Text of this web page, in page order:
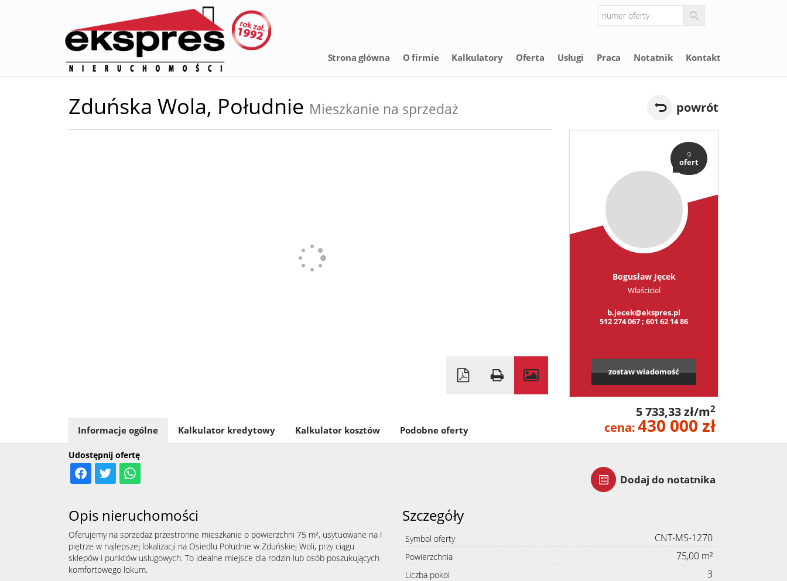
Strona główna O firmie Kalkulatory Oferta Usługi Praca Notatnik Kontakt
Zduńska Wola, Południe Mieszkanie na sprzedaż powrót
9
ofert
Bogusław Jęcek
Właściciel
b.jecek@ekspres.pl
512 274 067 ; 601 62 14 86
zostaw wiadomość
5 733,33 zł/m2
cena:430 000 zł
Dodaj do notatnika
Udostępnij ofertę
Informacje ogólne Kalkulator kredytowy Kalkulator kosztów Podobne oferty
Opis nieruchomości
Oferujemy na sprzedaż przestronne mieszkanie o powierzchni 75 m², usytuowane na I
piętrze w najlepszej lokalizacji na Osiedlu Południe w Zduńskiej Woli, przy ciągu
sklepów i punktów usługowych. To idealne miejsce dla rodzin lub osób poszukujących
komfortowego lokum.
Szczegóły
Symbol oferty CNT-MS-1270
Powierzchnia 75,00 m²
Liczba pokoi 3